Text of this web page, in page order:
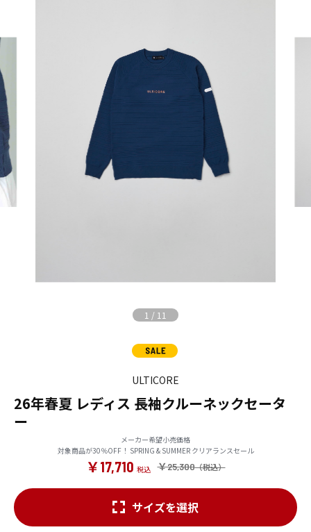
1 / 11
ULTICORE
26年春夏 レディス 長袖クルーネックセータ
ー
メーカー希望小売価格
対象商品が30％OFF！ SPRING & SUMMER クリアランスセール
￥25,300
￥17,710
サイズを選択